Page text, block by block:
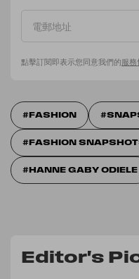
點擊訂閱即表示您同意我們的服務
FASHION
FASHION
HANNE GABY ODIELE
Editor's